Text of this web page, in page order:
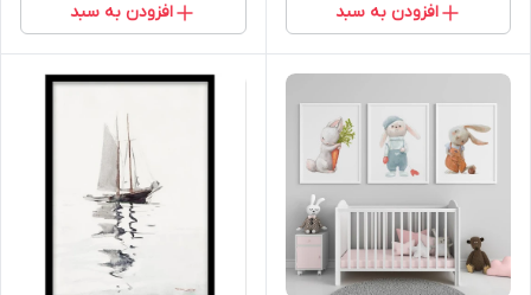
افزودن به سبد افزودن به سبد